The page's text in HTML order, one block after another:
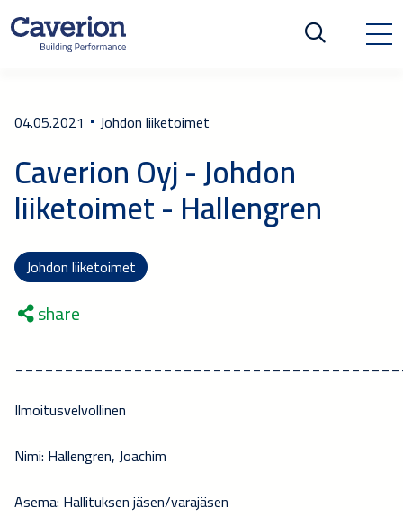
04.05.2021 Johdon liiketoimet
Caverion Oyj - Johdon
liiketoimet - Hallengren
Johdon liiketoimet
share
Ilmoitusvelvollinen
Nimi: Hallengren, Joachim
Asema: Hallituksen jäsen/varajäsen